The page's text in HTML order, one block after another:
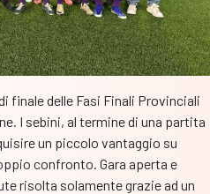
finale delle Fasi Finali Provinciali
I sebini, al termine di una partita
un piccolo vantaggio su
confronto. Gara aperta e
risolta solamente grazie ad un